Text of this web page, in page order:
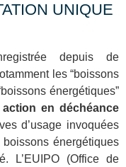
UNIQUE
depuis de
les “boissons
énergétiques”
en déchéance
d’usage invoquées
énergétiques
L’EUIPO (Office de